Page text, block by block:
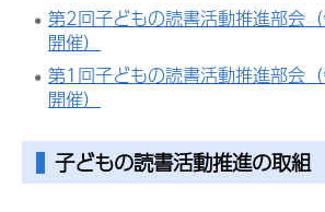
第2回子どもの読書活動推進部会
開催）
第1回子どもの読書活動推進部会
開催）
子どもの読書活動推進の取組